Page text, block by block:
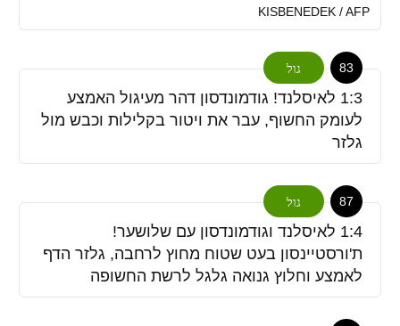
KISBENEDEK / AFP
83 גול
1:3 לאיסלנד! גודמונדסון דהר מעיגול האמצע
לעומק החשוף, עבר את ויטור בקלילות וכבש מול
גלזר
87 גול
1:4 לאיסלנד וגודמונדסון עם שלושער!
ת'ורסטיינסון בעט שטוח מחוץ לרחבה, גלזר הדף
לאמצע וחלוץ גנואה גלגל לרשת החשופה